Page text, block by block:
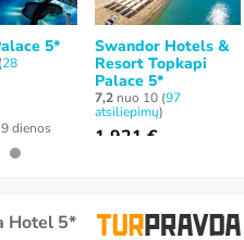
5*
28
dienos
Swandor Hotels &
Resort Topkapi
Palace 5*
7,2 nuo 10 (97
atsiliepimų)
1 921 €
Hotel 5*